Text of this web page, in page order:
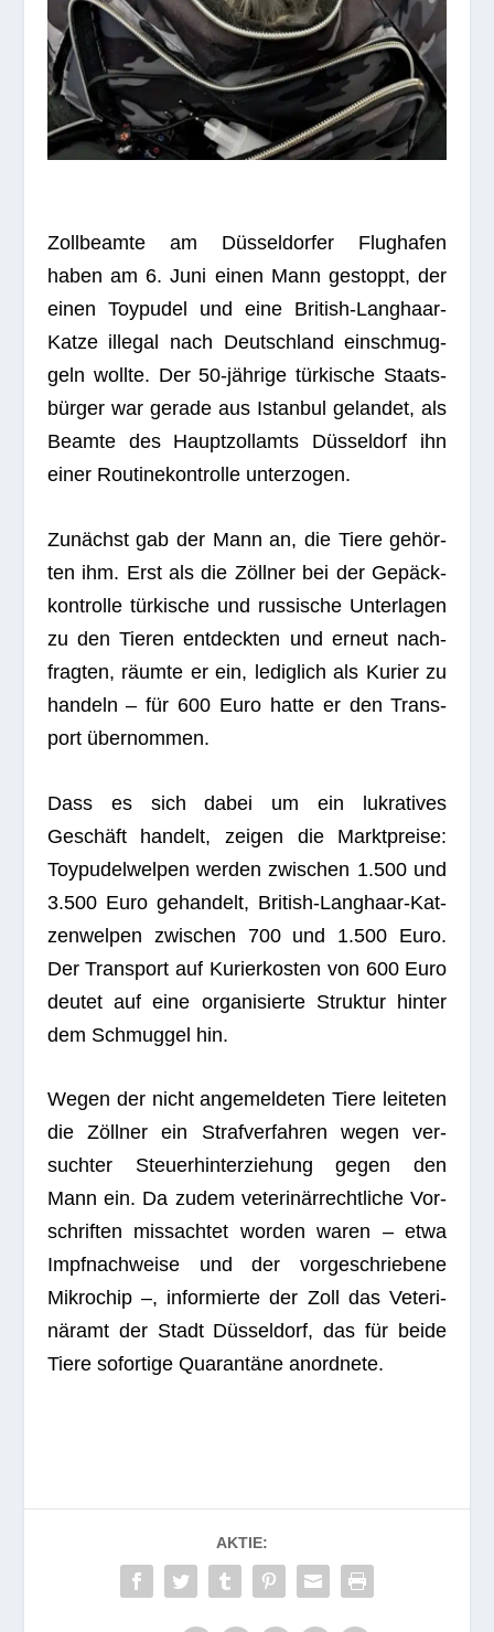
Zoll­be­amte am Düs­sel­dor­fer Flug­ha­fen
haben am 6. Juni einen Mann gestoppt, der
einen Toy­pu­del und eine Bri­tish-Lang­haar-
Katze ille­gal nach Deutsch­land ein­schmug­
geln wollte. Der 50-jäh­rige tür­ki­sche Staats­
bür­ger war gerade aus Istan­bul gelan­det, als
Beamte des Haupt­zoll­amts Düs­sel­dorf ihn
einer Rou­ti­ne­kon­trolle unterzogen.
Zunächst gab der Mann an, die Tiere gehör­
ten ihm. Erst als die Zöll­ner bei der Gepäck­
kon­trolle tür­ki­sche und rus­si­sche Unter­la­gen
zu den Tie­ren ent­deck­ten und erneut nach­
frag­ten, räumte er ein, ledig­lich als Kurier zu
han­deln – für 600 Euro hatte er den Trans­
port übernommen.
Dass es sich dabei um ein lukra­ti­ves
Geschäft han­delt, zei­gen die Markt­preise:
Toy­pu­del­wel­pen wer­den zwi­schen 1.500 und
3.500 Euro gehan­delt, Bri­tish-Lang­haar-Kat­
zen­wel­pen zwi­schen 700 und 1.500 Euro.
Der Trans­port auf Kurier­kos­ten von 600 Euro
deu­tet auf eine orga­ni­sierte Struk­tur hin­ter
dem Schmug­gel hin.
Wegen der nicht ange­mel­de­ten Tiere lei­te­ten
die Zöll­ner ein Straf­ver­fah­ren wegen ver­
such­ter Steu­er­hin­ter­zie­hung gegen den
Mann ein. Da zudem vete­ri­när­recht­li­che Vor­
schrif­ten miss­ach­tet wor­den waren – etwa
Impf­nach­weise und der vor­ge­schrie­bene
Mikro­chip –, infor­mierte der Zoll das Vete­ri­
när­amt der Stadt Düs­sel­dorf, das für beide
Tiere sofor­tige Qua­ran­täne anordnete.
AKTIE: